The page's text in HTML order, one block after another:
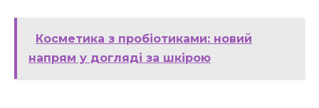
Косметика з пробіотиками: новий
напрям у догляді за шкірою